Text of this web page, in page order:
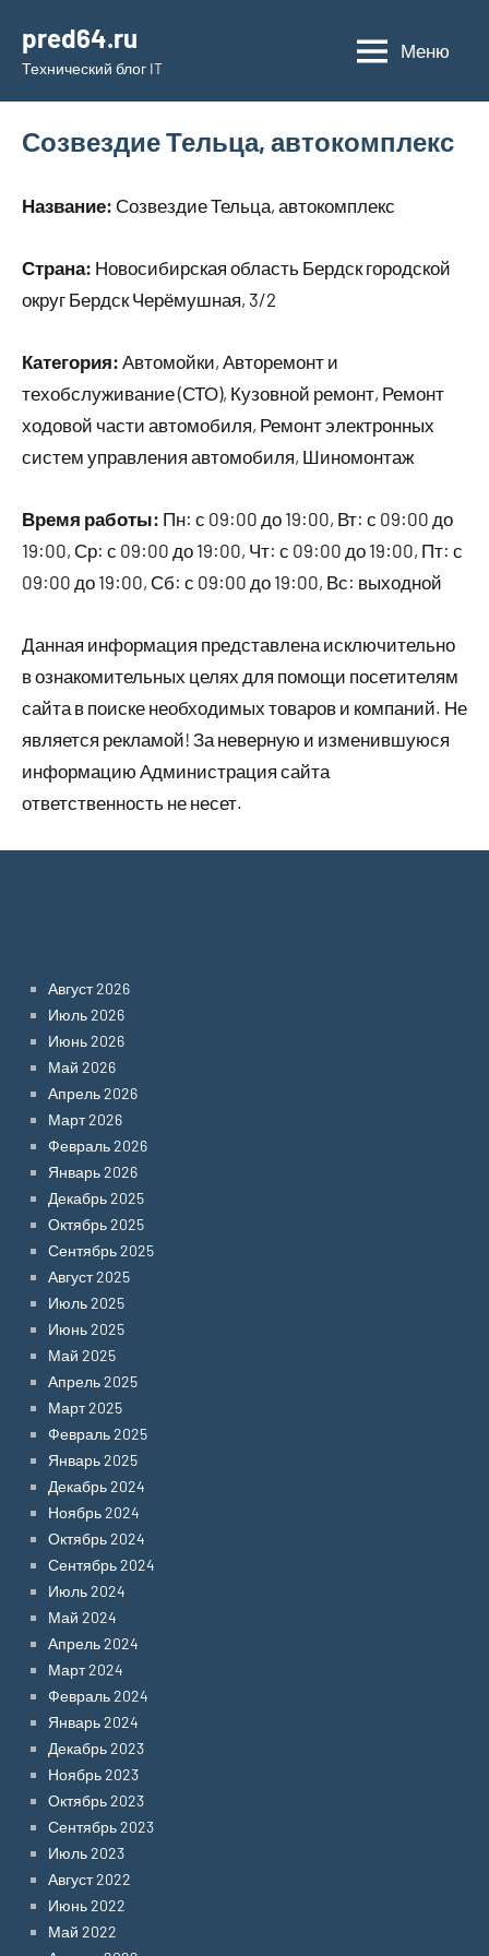
содержимому
pred64.ru
Технический блог IT
Меню
Созвездие Тельца, автокомплекс
Название: Созвездие Тельца, автокомплекс
Страна: Новосибирская область Бердск городской
округ Бердск Черёмушная, 3/2
Категория: Автомойки, Авторемонт и
техобслуживание (СТО), Кузовной ремонт, Ремонт
ходовой части автомобиля, Ремонт электронных
систем управления автомобиля, Шиномонтаж
Время работы: Пн: с 09:00 до 19:00, Вт: с 09:00 до
19:00, Ср: с 09:00 до 19:00, Чт: с 09:00 до 19:00, Пт: с
09:00 до 19:00, Сб: с 09:00 до 19:00, Вс: выходной
Данная информация представлена исключительно
в ознакомительных целях для помощи посетителям
сайта в поиске необходимых товаров и компаний. Не
является рекламой! За неверную и изменившуюся
информацию Администрация сайта
ответственность не несет.
Август 2026
Июль 2026
Июнь 2026
Май 2026
Апрель 2026
Март 2026
Февраль 2026
Январь 2026
Декабрь 2025
Октябрь 2025
Сентябрь 2025
Август 2025
Июль 2025
Июнь 2025
Май 2025
Апрель 2025
Март 2025
Февраль 2025
Январь 2025
Декабрь 2024
Ноябрь 2024
Октябрь 2024
Сентябрь 2024
Июль 2024
Май 2024
Апрель 2024
Март 2024
Февраль 2024
Январь 2024
Декабрь 2023
Ноябрь 2023
Октябрь 2023
Сентябрь 2023
Июль 2023
Август 2022
Июнь 2022
Май 2022